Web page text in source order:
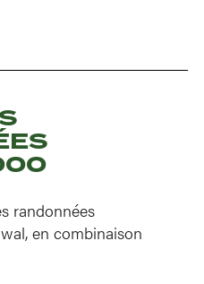
randonnées
en combinaison